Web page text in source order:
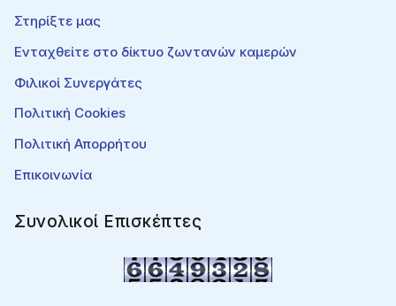
Στηρίξτε μας
Ενταχθείτε στο δίκτυο ζωντανών καμερών
Φιλικοί Συνεργάτες
Πολιτική Cookies
Πολιτική Απορρήτου
Επικοινωνία
Συνολικοί Επισκέπτες